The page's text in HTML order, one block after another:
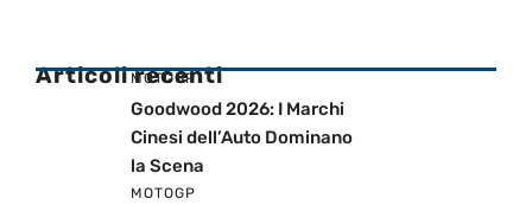
Articoli recenti
MOTOGP
Goodwood 2026: I Marchi
Cinesi dell’Auto Dominano
la Scena
MOTOGP